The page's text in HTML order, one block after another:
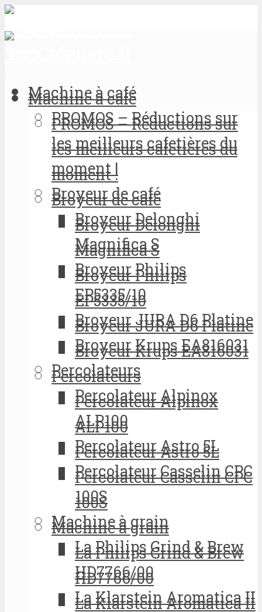
Machine à café
PROMOS – Réductions sur
les meilleurs cafetières du
moment !
Broyeur de café
Broyeur Delonghi
Magnifica S
Broyeur Philips
EP5335/10
Broyeur JURA D6 Platine
Broyeur Krups EA816031
Percolateurs
Percolateur Alpinox
ALP100
Percolateur Astro 5L
Percolateur Casselin CPC
100S
Machine à grain
La Philips Grind & Brew
HD7766/00
La Klarstein Aromatica II
Machine à café
PROMOS – Réductions sur
les meilleurs cafetières du
moment !
Broyeur de café
Broyeur Delonghi
Magnifica S
Broyeur Philips
EP5335/10
Broyeur JURA D6 Platine
Broyeur Krups EA816031
Percolateurs
Percolateur Alpinox
ALP100
Percolateur Astro 5L
Percolateur Casselin CPC
100S
Machine à grain
La Philips Grind & Brew
HD7766/00
La Klarstein Aromatica II